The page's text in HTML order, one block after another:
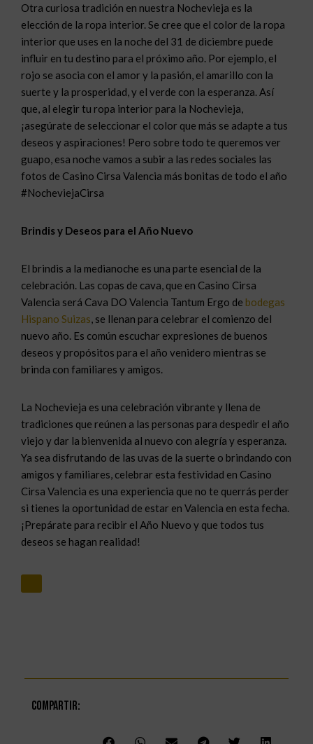
Otra curiosa tradición en nuestra Nochevieja es la
elección de la ropa interior. Se cree que el color de la ropa
interior que uses en la noche del 31 de diciembre puede
influir en tu destino para el próximo año. Por ejemplo, el
rojo se asocia con el amor y la pasión, el amarillo con la
suerte y la prosperidad, y el verde con la esperanza. Así
que, al elegir tu ropa interior para la Nochevieja,
¡asegúrate de seleccionar el color que más se adapte a tus
deseos y aspiraciones! Pero sobre todo te queremos ver
guapo, esa noche vamos a subir a las redes sociales las
fotos de Casino Cirsa Valencia más bonitas de todo el año
#NocheviejaCirsa
Brindis y Deseos para el Año Nuevo
El brindis a la medianoche es una parte esencial de la
celebración. Las copas de cava, que en Casino Cirsa
Valencia será Cava DO Valencia Tantum Ergo de bodegas
Hispano Suizas, se llenan para celebrar el comienzo del
nuevo año. Es común escuchar expresiones de buenos
deseos y propósitos para el año venidero mientras se
brinda con familiares y amigos.
La Nochevieja es una celebración vibrante y llena de
tradiciones que reúnen a las personas para despedir el año
viejo y dar la bienvenida al nuevo con alegría y esperanza.
Ya sea disfrutando de las uvas de la suerte o brindando con
amigos y familiares, celebrar esta festividad en Casino
Cirsa Valencia es una experiencia que no te querrás perder
si tienes la oportunidad de estar en Valencia en esta fecha.
¡Prepárate para recibir el Año Nuevo y que todos tus
deseos se hagan realidad!
Compartir: